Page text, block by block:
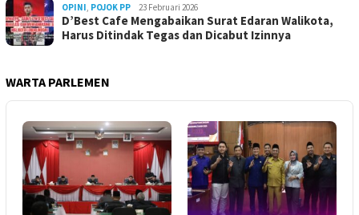
OPINI POJOK PP 23 Februari 2026
D’Best Cafe Mengabaikan Surat Edaran Walikota,
Harus Ditindak Tegas dan Dicabut Izinnya
WARTA PARLEMEN